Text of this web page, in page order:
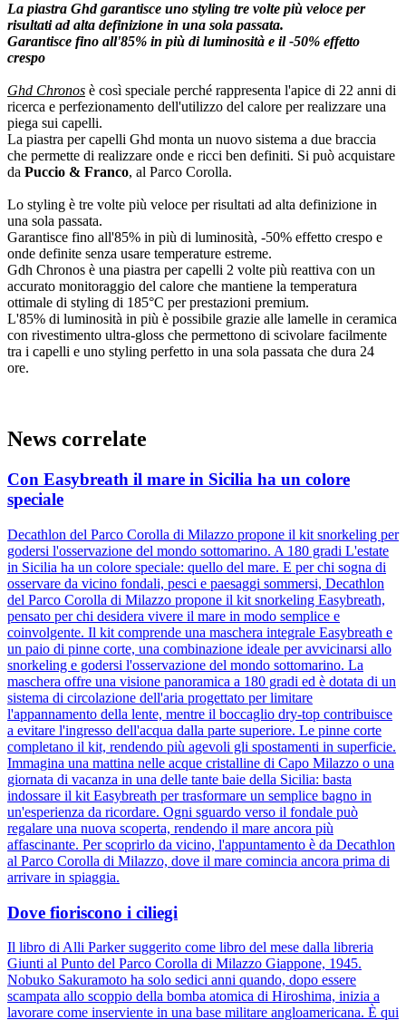
La piastra Ghd garantisce uno styling tre volte più veloce per
risultati ad alta definizione in una sola passata.
Garantisce fino all'85% in più di luminosità e il -50% effetto
crespo
Ghd Chronos è così speciale perché rappresenta l'apice di 22 anni di
ricerca e perfezionamento dell'utilizzo del calore per realizzare una
piega sui capelli.
La piastra per capelli Ghd monta un nuovo sistema a due braccia
che permette di realizzare onde e ricci ben definiti. Si può acquistare
da Puccio & Franco, al Parco Corolla.
Lo styling è tre volte più veloce per risultati ad alta definizione in
una sola passata.
Garantisce fino all'85% in più di luminosità, -50% effetto crespo e
onde definite senza usare temperature estreme.
Gdh Chronos è una piastra per capelli 2 volte più reattiva con un
accurato monitoraggio del calore che mantiene la temperatura
ottimale di styling di 185°C per prestazioni premium.
L'85% di luminosità in più è possibile grazie alle lamelle in ceramica
con rivestimento ultra-gloss che permettono di scivolare facilmente
tra i capelli e uno styling perfetto in una sola passata che dura 24
ore.
News correlate
Con Easybreath il mare in Sicilia ha un colore
speciale
Decathlon del Parco Corolla di Milazzo propone il kit snorkeling per
godersi l'osservazione del mondo sottomarino. A 180 gradi L'estate
in Sicilia ha un colore speciale: quello del mare. E per chi sogna di
osservare da vicino fondali, pesci e paesaggi sommersi, Decathlon
del Parco Corolla di Milazzo propone il kit snorkeling Easybreath,
pensato per chi desidera vivere il mare in modo semplice e
coinvolgente. Il kit comprende una maschera integrale Easybreath e
un paio di pinne corte, una combinazione ideale per avvicinarsi allo
snorkeling e godersi l'osservazione del mondo sottomarino. La
maschera offre una visione panoramica a 180 gradi ed è dotata di un
sistema di circolazione dell'aria progettato per limitare
l'appannamento della lente, mentre il boccaglio dry-top contribuisce
a evitare l'ingresso dell'acqua dalla parte superiore. Le pinne corte
completano il kit, rendendo più agevoli gli spostamenti in superficie.
Immagina una mattina nelle acque cristalline di Capo Milazzo o una
giornata di vacanza in una delle tante baie della Sicilia: basta
indossare il kit Easybreath per trasformare un semplice bagno in
un'esperienza da ricordare. Ogni sguardo verso il fondale può
regalare una nuova scoperta, rendendo il mare ancora più
affascinante. Per scoprirlo da vicino, l'appuntamento è da Decathlon
al Parco Corolla di Milazzo, dove il mare comincia ancora prima di
arrivare in spiaggia.
Dove fioriscono i ciliegi
Il libro di Alli Parker suggerito come libro del mese dalla libreria
Giunti al Punto del Parco Corolla di Milazzo Giappone, 1945.
Nobuko Sakuramoto ha solo sedici anni quando, dopo essere
scampata allo scoppio della bomba atomica di Hiroshima, inizia a
lavorare come inserviente in una base militare angloamericana. È qui